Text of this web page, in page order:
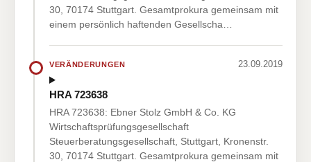
30, 70174 Stuttgart. Gesamtprokura gemeinsam mit
einem persönlich haftenden Gesellscha…
VERÄNDERUNGEN 23.09.2019
HRA 723638
HRA 723638: Ebner Stolz GmbH & Co. KG
Wirtschaftsprüfungsgesellschaft
Steuerberatungsgesellschaft, Stuttgart, Kronenstr.
30, 70174 Stuttgart. Gesamtprokura gemeinsam mit